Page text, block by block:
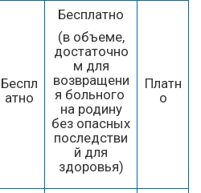
Беспл
атно
Бесплатно
(в объеме,
достаточно
м для
возвращени
я больного
на родину
без опасных
последстви
й для
здоровья)
Платн
о